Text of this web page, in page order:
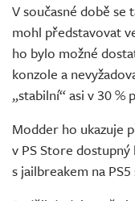
V současné době se
mohl představovat
ho bylo možné
konzole a
„stabilní“ asi v 30 %
Modder ho ukazuje
v PS Store dostupný
s jailbreakem na